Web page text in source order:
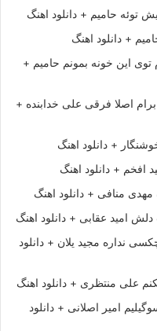
حامیم + دانلود اهنگ
+ دانلود اهنگ
توی این خونه بمونم حامیم +
اصلا فرقی علی خدابنده +
+ دانلود اهنگ
افخم + دانلود اهنگ
مهدی منافی + دانلود اهنگ
امید عقابی + دانلود اهنگ
نداره مجید یلان + دانلود
علی منتظری + دانلود اهنگ
امیر اصلانی + دانلود